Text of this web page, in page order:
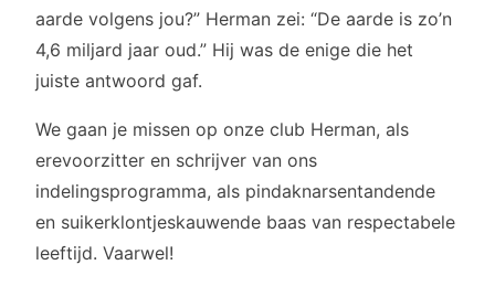
aarde volgens jou?” Herman zei: “De aarde is zo’n
4,6 miljard jaar oud.” Hij was de enige die het
juiste antwoord gaf.
We gaan je missen op onze club Herman, als
erevoorzitter en schrijver van ons
indelingsprogramma, als pindaknarsentandende
en suikerklontjeskauwende baas van respectabele
leeftijd. Vaarwel!